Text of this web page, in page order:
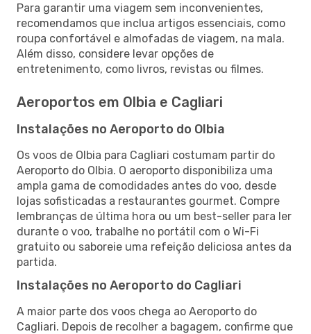
Para garantir uma viagem sem inconvenientes,
recomendamos que inclua artigos essenciais, como
roupa confortável e almofadas de viagem, na mala.
Além disso, considere levar opções de
entretenimento, como livros, revistas ou filmes.
Aeroportos em Olbia e Cagliari
Instalações no Aeroporto do Olbia
Os voos de Olbia para Cagliari costumam partir do
Aeroporto do Olbia. O aeroporto disponibiliza uma
ampla gama de comodidades antes do voo, desde
lojas sofisticadas a restaurantes gourmet. Compre
lembranças de última hora ou um best-seller para ler
durante o voo, trabalhe no portátil com o Wi-Fi
gratuito ou saboreie uma refeição deliciosa antes da
partida.
Instalações no Aeroporto do Cagliari
A maior parte dos voos chega ao Aeroporto do
Cagliari. Depois de recolher a bagagem, confirme que